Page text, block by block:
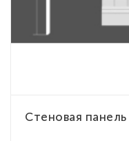
Стеновая